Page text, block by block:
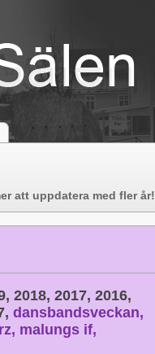
att uppdatera med fler år!
2018, 2017, 2016,
dansbandsveckan,
malungs if,